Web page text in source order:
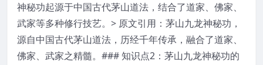
神秘功起源于中国古代茅山道法，结合了道家、佛家、
武家等多种修行技艺。> 原文引用：茅山九龙神秘功，
源自中国古代茅山道法，历经千年传承，融合了道家、
佛家、武家之精髓。### 知识点2：茅山九龙神秘功的